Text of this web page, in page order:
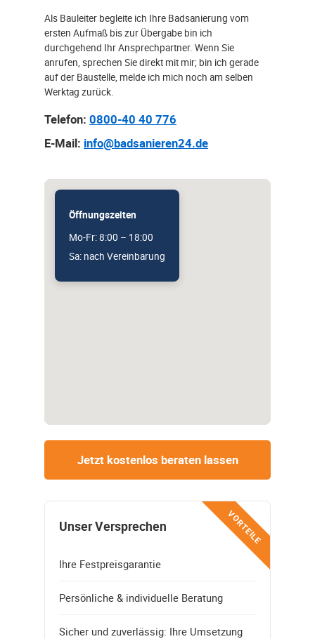
Als Bauleiter begleite ich Ihre Badsanierung vom
ersten Aufmaß bis zur Übergabe bin ich
durchgehend Ihr Ansprechpartner. Wenn Sie
anrufen, sprechen Sie direkt mit mir; bin ich gerade
auf der Baustelle, melde ich mich noch am selben
Werktag zurück.
Telefon: 0800-40 40 776
E-Mail: info@badsanieren24.de
Öffnungszeiten
Mo-Fr: 8:00 – 18:00
Sa: nach Vereinbarung
Jetzt kostenlos beraten lassen
VORTEILE
Unser Versprechen
Ihre Festpreisgarantie
Persönliche & individuelle Beratung
Sicher und zuverlässig: Ihre Umsetzung